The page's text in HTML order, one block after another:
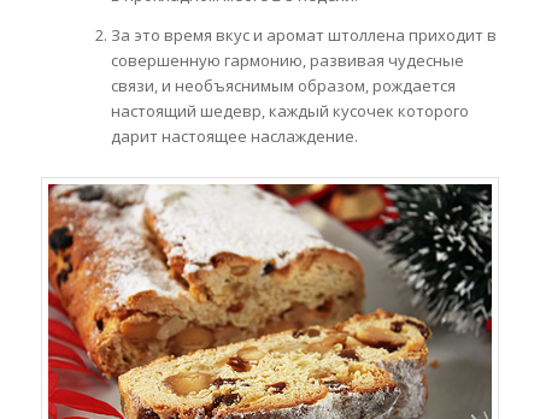
За это время вкус и аромат штоллена приходит в
совершенную гармонию, развивая чудесные
связи, и необъяснимым образом, рождается
настоящий шедевр, каждый кусочек которого
дарит настоящее наслаждение.